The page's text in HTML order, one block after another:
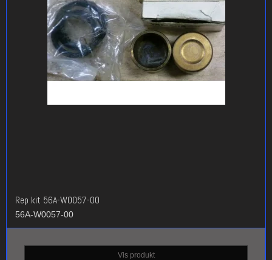
Rep kit 56A-W0057-00
56A-W0057-00
Vis produkt